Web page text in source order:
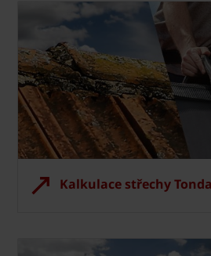
Kalkulace střechy